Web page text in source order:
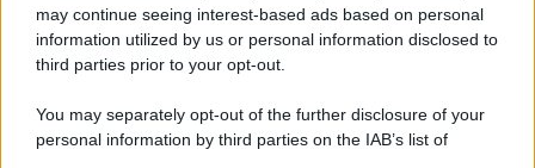
may continue seeing interest-based ads based on personal
information utilized by us or personal information disclosed to
third parties prior to your opt-out.
You may separately opt-out of the further disclosure of your
personal information by third parties on the IAB’s list of